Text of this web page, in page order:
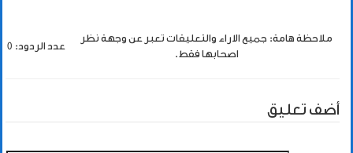
ملاحظة هامة: جميع الاراء والتعليقات تعبر عن وجهة نظر
اصحابها فقط.
عدد الردود: 0
أضف تعليق